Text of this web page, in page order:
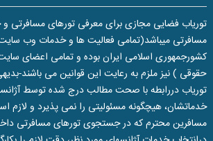
توریاب فضایی مجازی برای معرفی تورهای مسافرتی
مسافرتی میباشد(تمامی فعالیت ها و خدمات وب سایت
کشورجمهوری اسلامی ایران بوده و تمامی اعضای
حقوقی ) نیز ملزم به رعایت این قوانین می باشند-
توریاب دررابطه با صحت مطالب درج شده توسط
خدماتشان، هیچگونه مسئولیتی را نمی پذیرد و لازم
مسافرین محترم که در جستجوی تورهای مسافرتی